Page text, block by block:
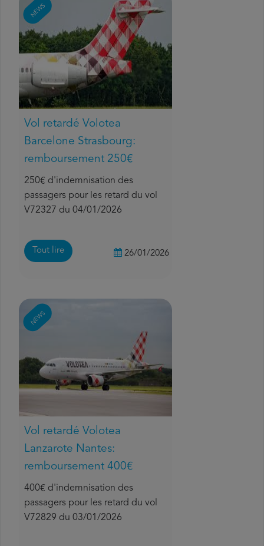
NEWS
Vol retardé Volotea
Barcelone Strasbourg:
remboursement 250€
250€ d'indemnisation des
passagers pour les retard du vol
V72327 du 04/01/2026
Tout lire 26/01/2026
NEWS
Vol retardé Volotea
Lanzarote Nantes:
remboursement 400€
400€ d'indemnisation des
passagers pour les retard du vol
V72829 du 03/01/2026